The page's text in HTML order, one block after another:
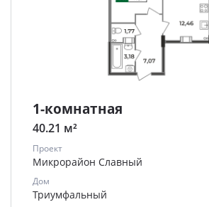
1-комнатная
40.21 м²
Проект
Микрорайон Славный
Дом
Триумфальный